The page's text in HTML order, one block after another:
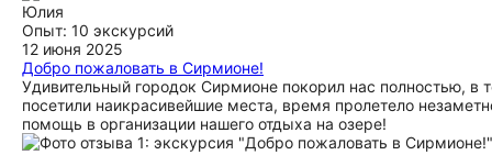
Юлия
Опыт: 10 экскурсий
12 июня 2025
Добро пожаловать в Сирмионе!
Удивительный городок Сирмионе покорил нас полностью, в
посетили наикрасивейшие места, время пролетело
помощь в организации нашего отдыха на озере!